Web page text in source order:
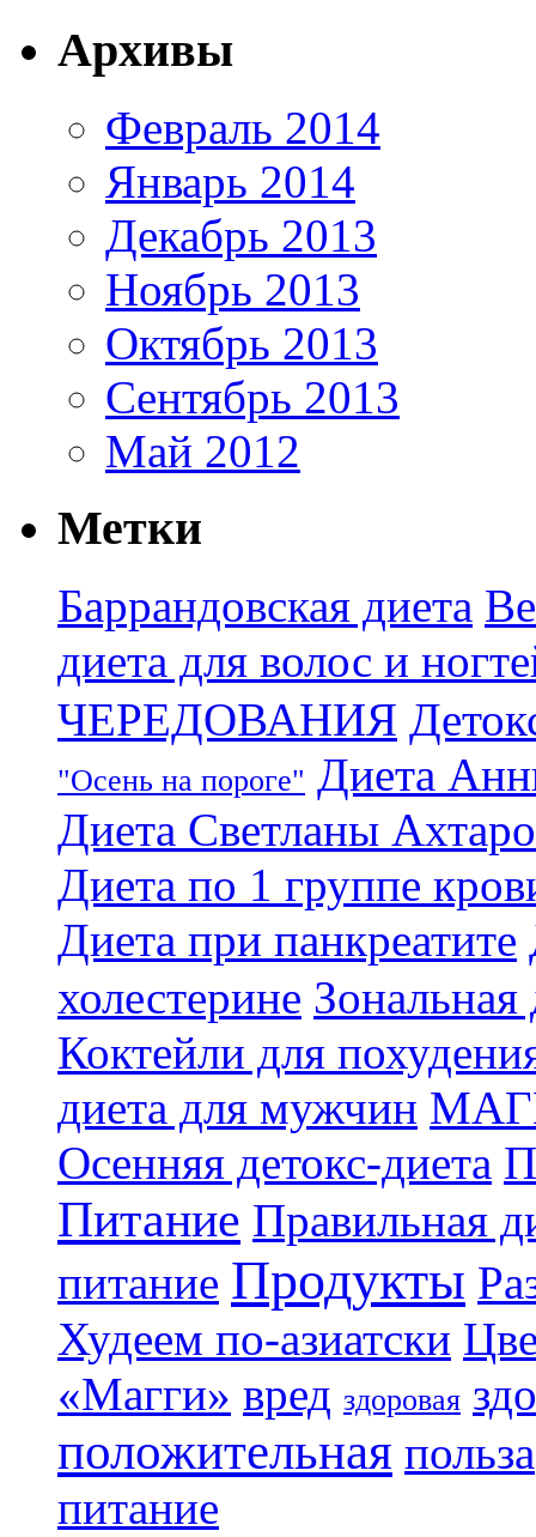
Архивы
Февраль 2014
Январь 2014
Декабрь 2013
Ноябрь 2013
Октябрь 2013
Сентябрь 2013
Май 2012
Метки
Баррандовская диета
диета для волос и
ЧЕРЕДОВАНИЯ
"Осень на пороге" Диета
Диета Светланы
Диета по 1 группе
Диета при панкреатите
холестерине Зональная
Коктейли для
диета для мужчин
Осенняя детокс-диета
Питание Правильная
питание Продукты
Худеем по-азиатски
«Магги» вред здоровая
положительная польза
питание